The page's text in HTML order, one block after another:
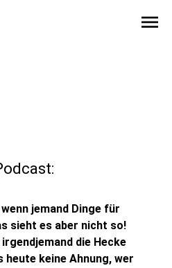
menu
jemand Dinge für
sieht es aber nicht so!
die Hecke
keine Ahnung, wer